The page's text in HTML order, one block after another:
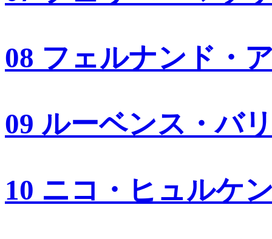
08 フェルナンド・
09 ルーベンス・バ
10 ニコ・ヒュルケ